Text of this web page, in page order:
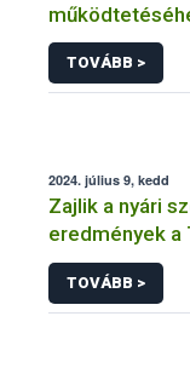
TOVÁBB >
2024. július 9, kedd
Zajlik a nyári
eredmények a
TOVÁBB >